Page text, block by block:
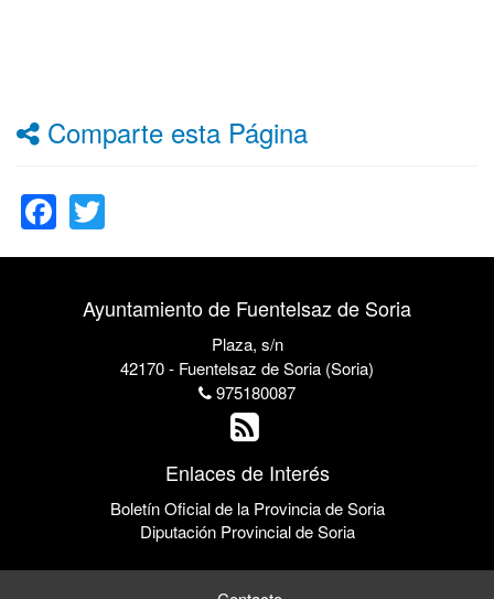
Comparte esta Página
Facebook
Ayuntamiento de Fuentelsaz de Soria
Plaza, s/n
42170 - Fuentelsaz de Soria (Soria)
975180087
Enlaces de Interés
Boletín Oficial de la Provincia de Soria
Diputación Provincial de Soria